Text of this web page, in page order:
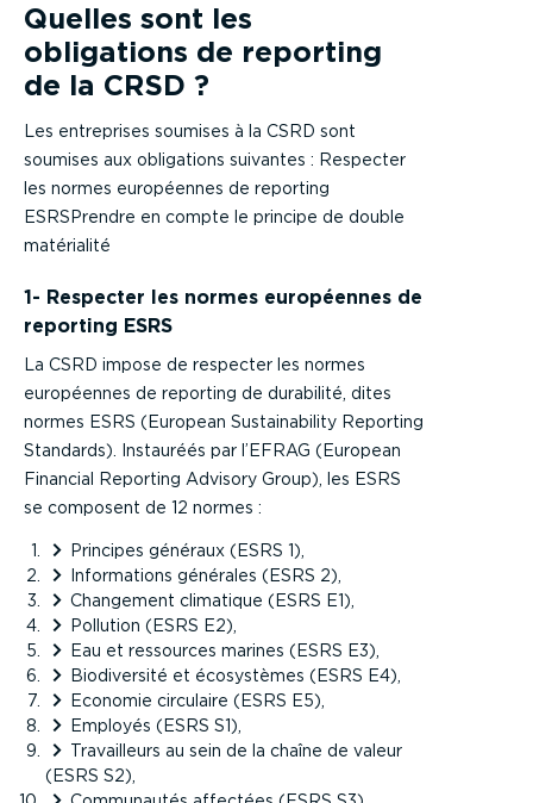
Quelles sont les
obligations de reporting
de la CRSD ?
Les entreprises soumises à la CSRD sont
soumises aux obligations suivantes : Respecter
les normes européennes de reporting
ESRSPrendre en compte le principe de double
matérialité
1- Respecter les normes européennes de
reporting ESRS
La CSRD impose de respecter les normes
européennes de reporting de durabilité, dites
normes ESRS (European Sustainability Reporting
Standards). Instauréés par l’EFRAG (European
Financial Reporting Advisory Group), les ESRS
se composent de 12 normes :
Principes généraux (ESRS 1),
Informations générales (ESRS 2),
Changement climatique (ESRS E1),
Pollution (ESRS E2),
Eau et ressources marines (ESRS E3),
Biodiversité et écosystèmes (ESRS E4),
Economie circulaire (ESRS E5),
Employés (ESRS S1),
Travailleurs au sein de la chaîne de valeur
(ESRS S2),